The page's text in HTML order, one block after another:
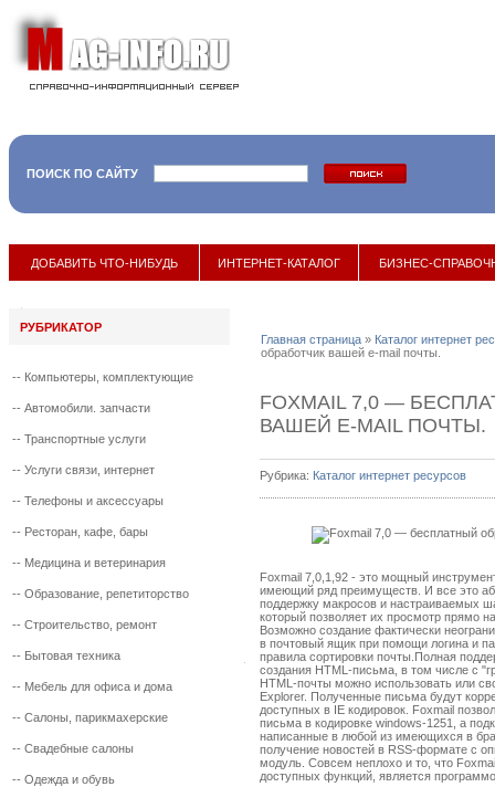
ПОИСК ПО САЙТУ
17 мая 2017
ДОБАВИТЬ ЧТО-НИБУДЬ ИНТЕРНЕТ-КАТАЛОГ БИЗНЕС-
РУБРИКАТОР
-- Компьютеры, комплектующие
-- Автомобили. запчасти
-- Транспортные услуги
-- Услуги связи, интернет
-- Телефоны и аксессуары
-- Ресторан, кафе, бары
-- Медицина и ветеринария
-- Образование, репетиторство
-- Строительство, ремонт
-- Бытовая техника
-- Мебель для офиса и дома
-- Салоны, парикмахерские
-- Свадебные салоны
-- Одежда и обувь
Главная страница » Каталог интернет
обработчик вашей e-mail почты.
FOXMAIL 7,0 —
ВАШЕЙ E-MAIL ПОЧТЫ.
Рубрика: Каталог интернет ресурсов
Foxmail 7,0,1,92 - это мощный
имеющий ряд преимуществ. И все это
поддержку макросов и настраиваемых
который позволяет их просмотр прямо
Возможно создание фактически
в почтовый ящик при помощи логина и
правила сортировки почты.Полная
создания HTML-письма, в том числе с
HTML-почты можно использовать или
Explorer. Полученные письма будут
доступных в IE кодировок. Foxmail
письма в кодировке windows-1251, а
написанные в любой из имеющихся в
получение новостей в RSS-формате с
модуль. Совсем неплохо и то, что
доступных функций, является